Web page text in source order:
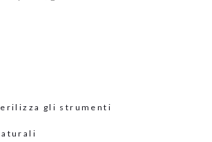
gli strumenti